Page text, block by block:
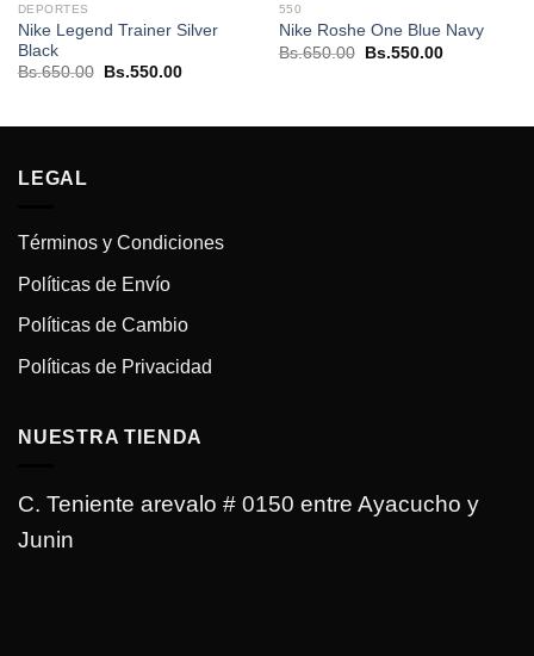
DEPORTES
Nike Legend Trainer Silver
Black
Bs.650.00
El
Bs.550.00El
550
Nike Roshe One Blue Navy
Bs.650.00
El
Bs.550.00El
LEGAL
Términos y Condiciones
Políticas de Envío
Políticas de Cambio
Políticas de Privacidad
NUESTRA TIENDA
C. Teniente arevalo # 0150 entre Ayacucho y
Junin